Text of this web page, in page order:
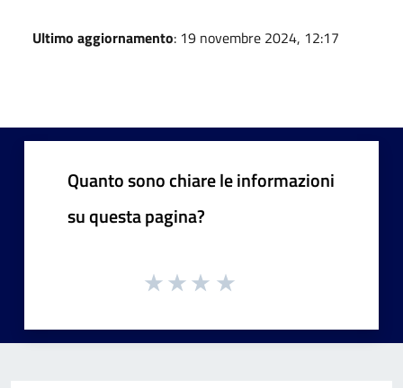
Ultimo aggiornamento: 19 novembre 2024, 12:17
Quanto sono chiare le informazioni
su questa pagina?